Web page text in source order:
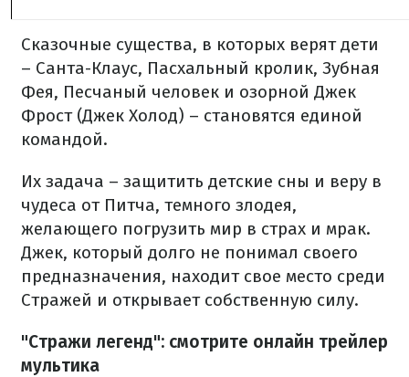
Сказочные существа, в которых верят дети
– Санта-Клаус, Пасхальный кролик, Зубная
Фея, Песчаный человек и озорной Джек
Фрост (Джек Холод) – становятся единой
командой.
Их задача – защитить детские сны и веру в
чудеса от Питча, темного злодея,
желающего погрузить мир в страх и мрак.
Джек, который долго не понимал своего
предназначения, находит свое место среди
Стражей и открывает собственную силу.
"Стражи легенд": смотрите онлайн трейлер
мультика